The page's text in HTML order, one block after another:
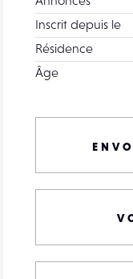
Inscrit depuis le
Résidence
Âge